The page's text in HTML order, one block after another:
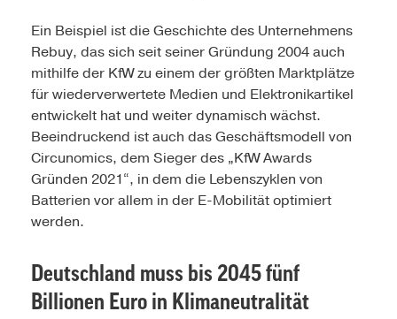
Ein Beispiel ist die Geschichte des Unternehmens
Rebuy, das sich seit seiner Gründung 2004 auch
mithilfe der KfW zu einem der größten Marktplätze
für wiederverwertete Medien und Elektronikartikel
entwickelt hat und weiter dynamisch wächst.
Beeindruckend ist auch das Geschäftsmodell von
Circunomics, dem Sieger des „KfW Awards
Gründen 2021“, in dem die Lebenszyklen von
Batterien vor allem in der E-Mobilität optimiert
werden.
Deutschland muss bis 2045 fünf
Billionen Euro in Klimaneutralität